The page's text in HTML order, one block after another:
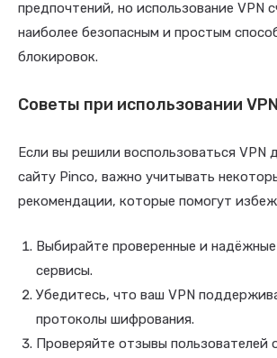
предпочтений, но использование VPN
наиболее безопасным и простым
блокировок.
Советы при использовании VPN
Если вы решили воспользоваться VPN
сайту Pinco, важно учитывать
рекомендации, которые помогут
Выбирайте проверенные и
сервисы.
Убедитесь, что ваш VPN
протоколы шифрования.
Проверяйте отзывы пользователей